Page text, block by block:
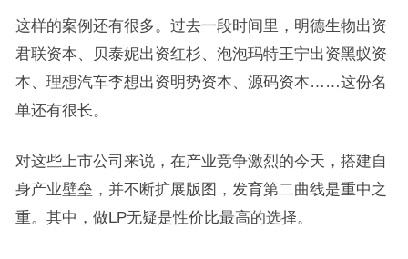
这样的案例还有很多。过去一段时间里，明德生物出资
君联资本、贝泰妮出资红杉、泡泡玛特王宁出资黑蚁资
本、理想汽车李想出资明势资本、源码资本……这份名
单还有很长。
对这些上市公司来说，在产业竞争激烈的今天，搭建自
身产业壁垒，并不断扩展版图，发育第二曲线是重中之
重。其中，做LP无疑是性价比最高的选择。